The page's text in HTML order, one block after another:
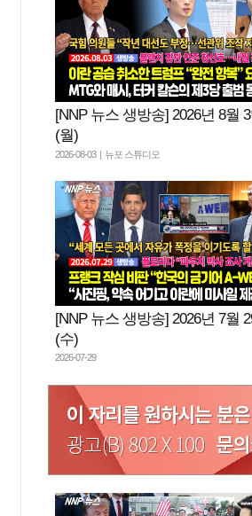
[NNP 뉴스 생방송] 2026년 8월
(월)
2026-08-03 | 뉴포 스튜디오
[NNP 뉴스 생방송] 2026년 7월
(수)
2026-07-29